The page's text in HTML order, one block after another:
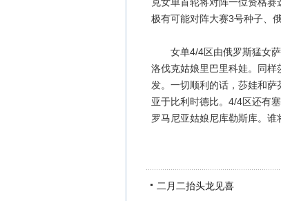
极有可能对阵大赛3号种子、
女单4/4区由俄罗斯猛女萨
洛伐克姑娘里巴里科娃。同
发。一切顺利的话，莎娃和
亚于比利时德比。4/4区还有
罗马尼亚姑娘尼库勒斯库。谁
二月二抬头龙见喜